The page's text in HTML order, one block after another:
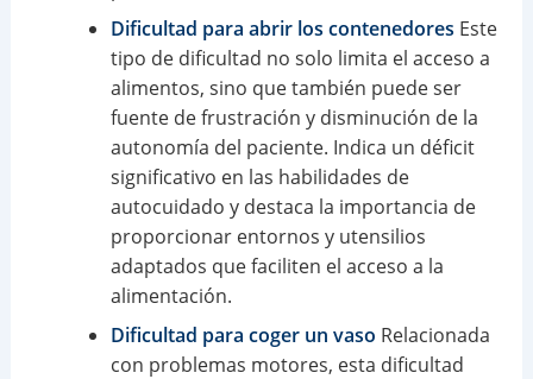
Dificultad para abrir los contenedores Este
tipo de dificultad no solo limita el acceso a
alimentos, sino que también puede ser
fuente de frustración y disminución de la
autonomía del paciente. Indica un déficit
significativo en las habilidades de
autocuidado y destaca la importancia de
proporcionar entornos y utensilios
adaptados que faciliten el acceso a la
alimentación.
Dificultad para coger un vaso Relacionada
con problemas motores, esta dificultad